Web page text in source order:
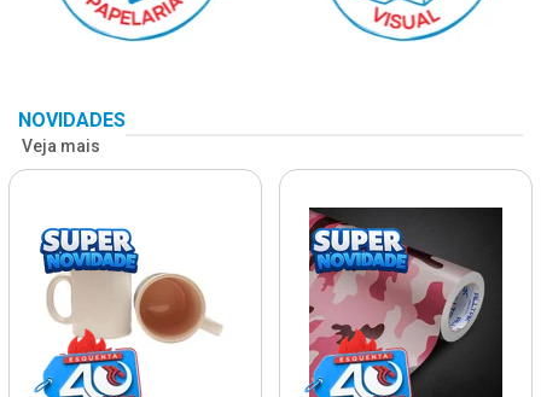
NOVIDADES
Veja mais